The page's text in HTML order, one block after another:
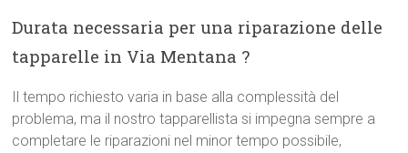
Durata necessaria per una riparazione delle
tapparelle in Via Mentana ?
Il tempo richiesto varia in base alla complessità del
problema, ma il nostro tapparellista si impegna sempre a
completare le riparazioni nel minor tempo possibile,